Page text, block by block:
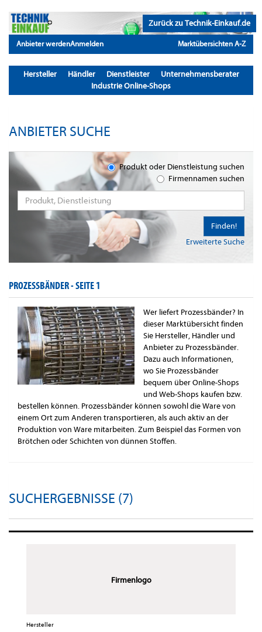
Zurück zu Technik-Einkauf.de
Anbieter werdenAnmelden Marktübersichten A-Z
Hersteller Händler Dienstleister
Unternehmensberater
Industrie Online-Shops
ANBIETER SUCHE
Produkt oder Dienstleistung suchen
Firmennamen suchen
Erweiterte Suche
Finden!
PROZESSBÄNDER -SEITE 1
Wer liefert Prozessbänder? In
dieser Marktübersicht finden
Sie Hersteller, Händler und
Anbieter zu Prozessbänder.
Dazu auch Informationen,
wo Sie Prozessbänder
bequem über Online-Shops
und Web-Shops kaufen bzw.
bestellen können. Prozessbänder können sowohl die Ware von
einem Ort zum Anderen transportieren, als auch aktiv an der
Produktion von Ware mitarbeiten. Zum Beispiel das Formen von
Brötchen oder Schichten von dünnen Stoffen.
SUCHERGEBNISSE (7)
Firmenlogo
Hersteller